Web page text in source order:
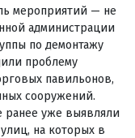
мероприятий — не
администрации
по демонтажу
проблему
павильонов,
сооружений.
ранее уже выявляли
на которых в